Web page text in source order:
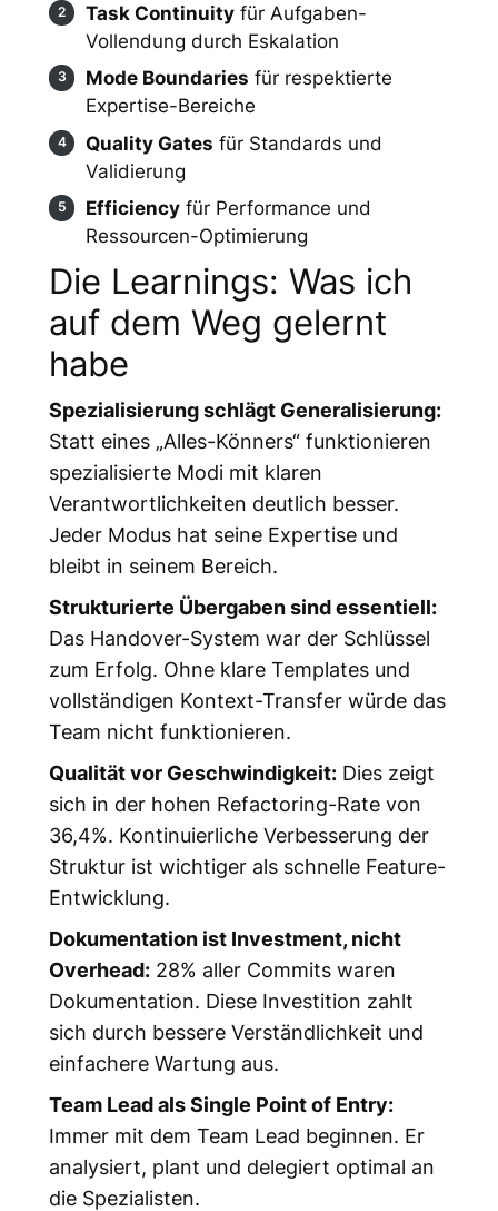
Task Continuity für Aufgaben-
Vollendung durch Eskalation
Mode Boundaries für respektierte
Expertise-Bereiche
Quality Gates für Standards und
Validierung
Efficiency für Performance und
Ressourcen-Optimierung
Die Learnings: Was ich
auf dem Weg gelernt
habe
Spezialisierung schlägt Generalisierung:
Statt eines „Alles-Könners“ funktionieren
spezialisierte Modi mit klaren
Verantwortlichkeiten deutlich besser.
Jeder Modus hat seine Expertise und
bleibt in seinem Bereich.
Strukturierte Übergaben sind essentiell:
Das Handover-System war der Schlüssel
zum Erfolg. Ohne klare Templates und
vollständigen Kontext-Transfer würde das
Team nicht funktionieren.
Qualität vor Geschwindigkeit:Dies zeigt
sich in der hohen Refactoring-Rate von
36,4%. Kontinuierliche Verbesserung der
Struktur ist wichtiger als schnelle Feature-
Entwicklung.
Dokumentation ist Investment, nicht
Overhead:28% aller Commits waren
Dokumentation. Diese Investition zahlt
sich durch bessere Verständlichkeit und
einfachere Wartung aus.
Team Lead als Single Point of Entry:
Immer mit dem Team Lead beginnen. Er
analysiert, plant und delegiert optimal an
die Spezialisten.